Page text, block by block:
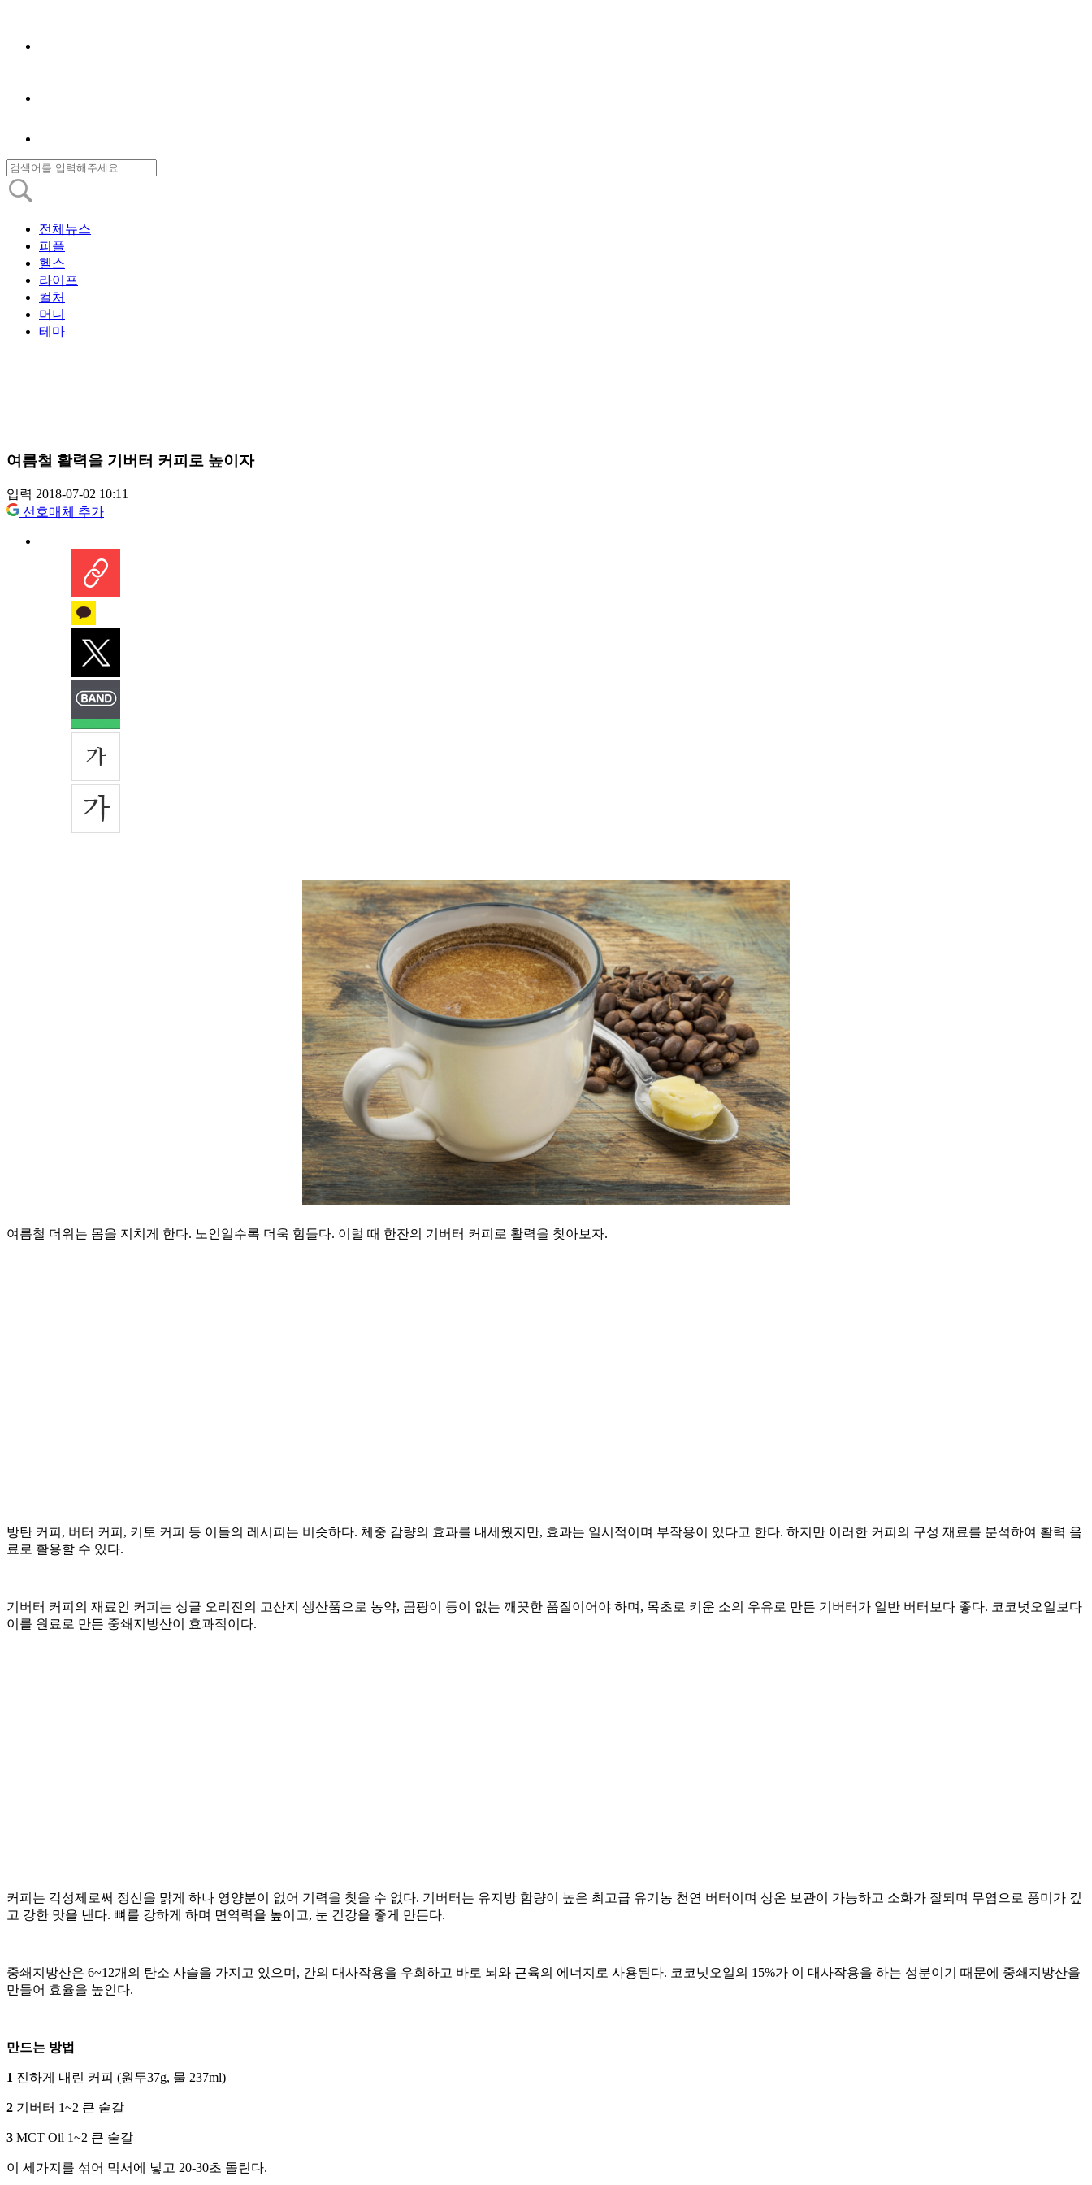
전체뉴스
피플
헬스
라이프
컬처
머니
테마
여름철 활력을 기버터 커피로 높이자
입력 2018-07-02 10:11
선호매체 추가
여름철 더위는 몸을 지치게 한다. 노인일수록 더욱 힘들다. 이럴 때 한잔의 기버터 커피로 활력을 찾아보자.
방탄 커피, 버터 커피, 키토 커피 등 이들의 레시피는 비슷하다. 체중 감량의 효과를 내세웠지만, 효과는 일시적이며 부작용이 있다고 한다. 하지만 이러한 커피의 구성 재료를 분석하여 활력 음
료로 활용할 수 있다.
기버터 커피의 재료인 커피는 싱글 오리진의 고산지 생산품으로 농약, 곰팡이 등이 없는 깨끗한 품질이어야 하며, 목초로 키운 소의 우유로 만든 기버터가 일반 버터보다 좋다. 코코넛오일보다
이를 원료로 만든 중쇄지방산이 효과적이다.
커피는 각성제로써 정신을 맑게 하나 영양분이 없어 기력을 찾을 수 없다. 기버터는 유지방 함량이 높은 최고급 유기농 천연 버터이며 상온 보관이 가능하고 소화가 잘되며 무염으로 풍미가 깊
고 강한 맛을 낸다. 뼈를 강하게 하며 면역력을 높이고, 눈 건강을 좋게 만든다.
중쇄지방산은 6~12개의 탄소 사슬을 가지고 있으며, 간의 대사작용을 우회하고 바로 뇌와 근육의 에너지로 사용된다. 코코넛오일의 15%가 이 대사작용을 하는 성분이기 때문에 중쇄지방산을
만들어 효율을 높인다.
만드는 방법
1 진하게 내린 커피 (원두37g, 물 237ml)
2 기버터 1~2 큰 숟갈
3 MCT Oil 1~2 큰 숟갈
이 세가지를 섞어 믹서에 넣고 20-30초 돌린다.